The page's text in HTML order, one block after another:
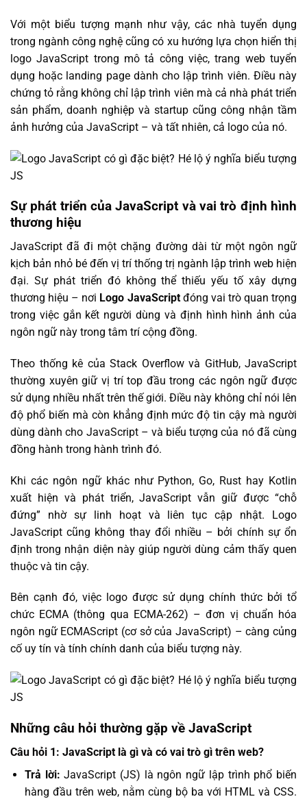
Với một biểu tượng mạnh như vậy, các nhà tuyển dụng
trong ngành công nghệ cũng có xu hướng lựa chọn hiển thị
logo JavaScript trong mô tả công việc, trang web tuyển
dụng hoặc landing page dành cho lập trình viên. Điều này
chứng tỏ rằng không chỉ lập trình viên mà cả nhà phát triển
sản phẩm, doanh nghiệp và startup cũng công nhận tầm
ảnh hưởng của JavaScript – và tất nhiên, cả logo của nó.
Sự phát triển của JavaScript và vai trò định hình
thương hiệu
JavaScript đã đi một chặng đường dài từ một ngôn ngữ
kịch bản nhỏ bé đến vị trí thống trị ngành lập trình web hiện
đại. Sự phát triển đó không thể thiếu yếu tố xây dựng
thương hiệu – nơi Logo JavaScriptđóng vai trò quan trọng
trong việc gắn kết người dùng và định hình hình ảnh của
ngôn ngữ này trong tâm trí cộng đồng.
Theo thống kê của Stack Overflow và GitHub, JavaScript
thường xuyên giữ vị trí top đầu trong các ngôn ngữ được
sử dụng nhiều nhất trên thế giới. Điều này không chỉ nói lên
độ phổ biến mà còn khẳng định mức độ tin cậy mà người
dùng dành cho JavaScript – và biểu tượng của nó đã cùng
đồng hành trong hành trình đó.
Khi các ngôn ngữ khác như Python, Go, Rust hay Kotlin
xuất hiện và phát triển, JavaScript vẫn giữ được “chỗ
đứng” nhờ sự linh hoạt và liên tục cập nhật. Logo
JavaScript cũng không thay đổi nhiều – bởi chính sự ổn
định trong nhận diện này giúp người dùng cảm thấy quen
thuộc và tin cậy.
Bên cạnh đó, việc logo được sử dụng chính thức bởi tổ
chức ECMA (thông qua ECMA-262) – đơn vị chuẩn hóa
ngôn ngữ ECMAScript (cơ sở của JavaScript) – càng củng
cố uy tín và tính chính danh của biểu tượng này.
Những câu hỏi thường gặp về JavaScript
Câu hỏi 1: JavaScript là gì và có vai trò gì trên web?
Trả lời:JavaScript (JS) là ngôn ngữ lập trình phổ biến
hàng đầu trên web, nằm cùng bộ ba với HTML và CSS.